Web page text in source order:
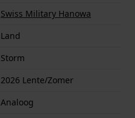
Swiss Military Hanowa
Land
Storm
2026 Lente/Zomer
Analoog